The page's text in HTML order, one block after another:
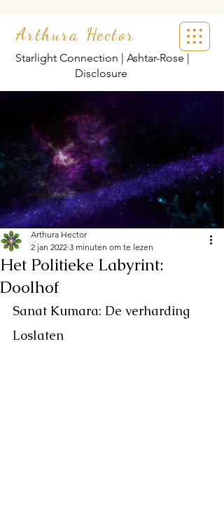
Arthura Hector
Starlight Connection | Ashtar-Rose |
Disclosure
Het Politieke Labyrint:
Doolhof
Arthura Hector
2 jan 2022 3 minuten om te lezen
Sanat Kumara: De verharding
Loslaten